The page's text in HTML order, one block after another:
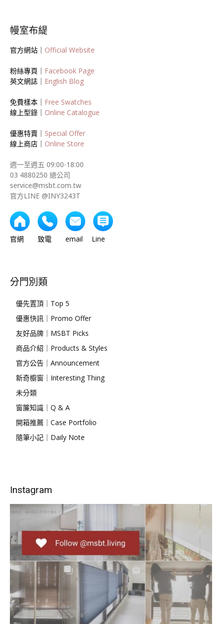
幔室布緹
官方網站｜ Official Website
粉絲專頁｜ Facebook Page
英文網誌｜ English Blog
免費樣本｜ Free Swatches
線上型錄｜ Online Catalogue
優惠特賣｜ Special Offer
線上商店｜ Online Store
週一至週五 09:00-18:00
03 4880250 總公司
service@msbt.com.tw
官方LINE @INY3243T
官網 致電 email Line
分門別類
優先置頂｜Top 5
優惠快訊｜Promo Offer
友好品牌｜MSBT Picks
商品介紹｜Products & Styles
官方公告｜Announcement
新奇櫥窗｜Interesting Thing
未分類
窗簾知識｜Q & A
開箱推薦｜Case Portfolio
隨筆小記｜Daily Note
Instagram